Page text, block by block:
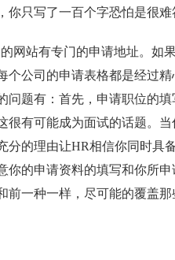
你只写了一百个字恐怕是很难
网站有专门的申请地址。如
个公司的申请表格都是经过
问题有：首先，申请职位的
很有可能成为面试的话题。
分的理由让HR相信你同时具
你的申请资料的填写和你所
前一种一样，尽可能的覆盖那